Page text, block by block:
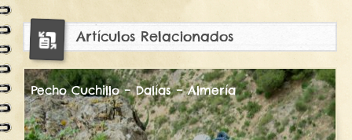
Artículos Relacionados
Pecho Cuchillo – Dalías – Almería